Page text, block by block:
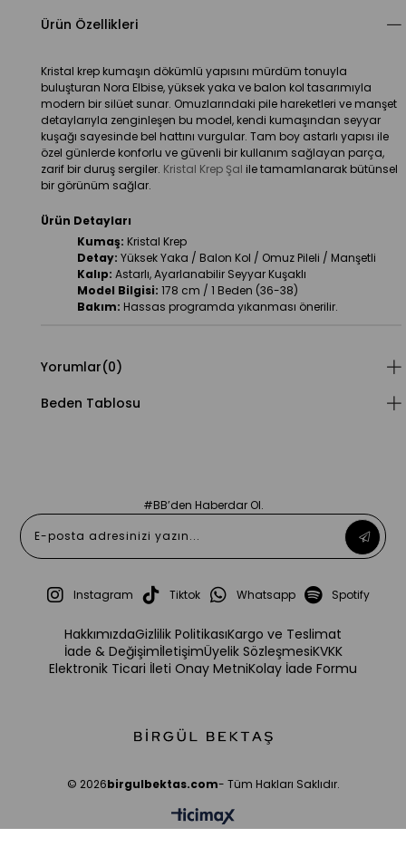
Ürün Özellikleri
Kristal krep kumaşın dökümlü yapısını mürdüm tonuyla
buluşturan Nora Elbise, yüksek yaka ve balon kol tasarımıyla
modern bir silüet sunar. Omuzlarındaki pile hareketleri ve manşet
detaylarıyla zenginleşen bu model, kendi kumaşından seyyar
kuşağı sayesinde bel hattını vurgular. Tam boy astarlı yapısı ile
özel günlerde konforlu ve güvenli bir kullanım sağlayan parça,
zarif bir duruş sergiler. Kristal Krep Şal ile tamamlanarak bütünsel
bir görünüm sağlar.
Ürün Detayları
Kumaş: Kristal Krep
Detay: Yüksek Yaka / Balon Kol / Omuz Pileli / Manşetli
Kalıp: Astarlı, Ayarlanabilir Seyyar Kuşaklı
Model Bilgisi: 178 cm / 1 Beden (36-38)
Bakım: Hassas programda yıkanması önerilir.
Yorumlar(0)
Beden Tablosu
#BB’den Haberdar Ol.
Instagram Tiktok Whatsapp Spotify
HakkımızdaGizlilik PolitikasıKargo ve Teslimat
İade & DeğişimİletişimÜyelik SözleşmesiKVKK
Elektronik Ticari İleti Onay MetniKolay İade Formu
© 2026birgulbektas.com- Tüm Hakları Saklıdır.